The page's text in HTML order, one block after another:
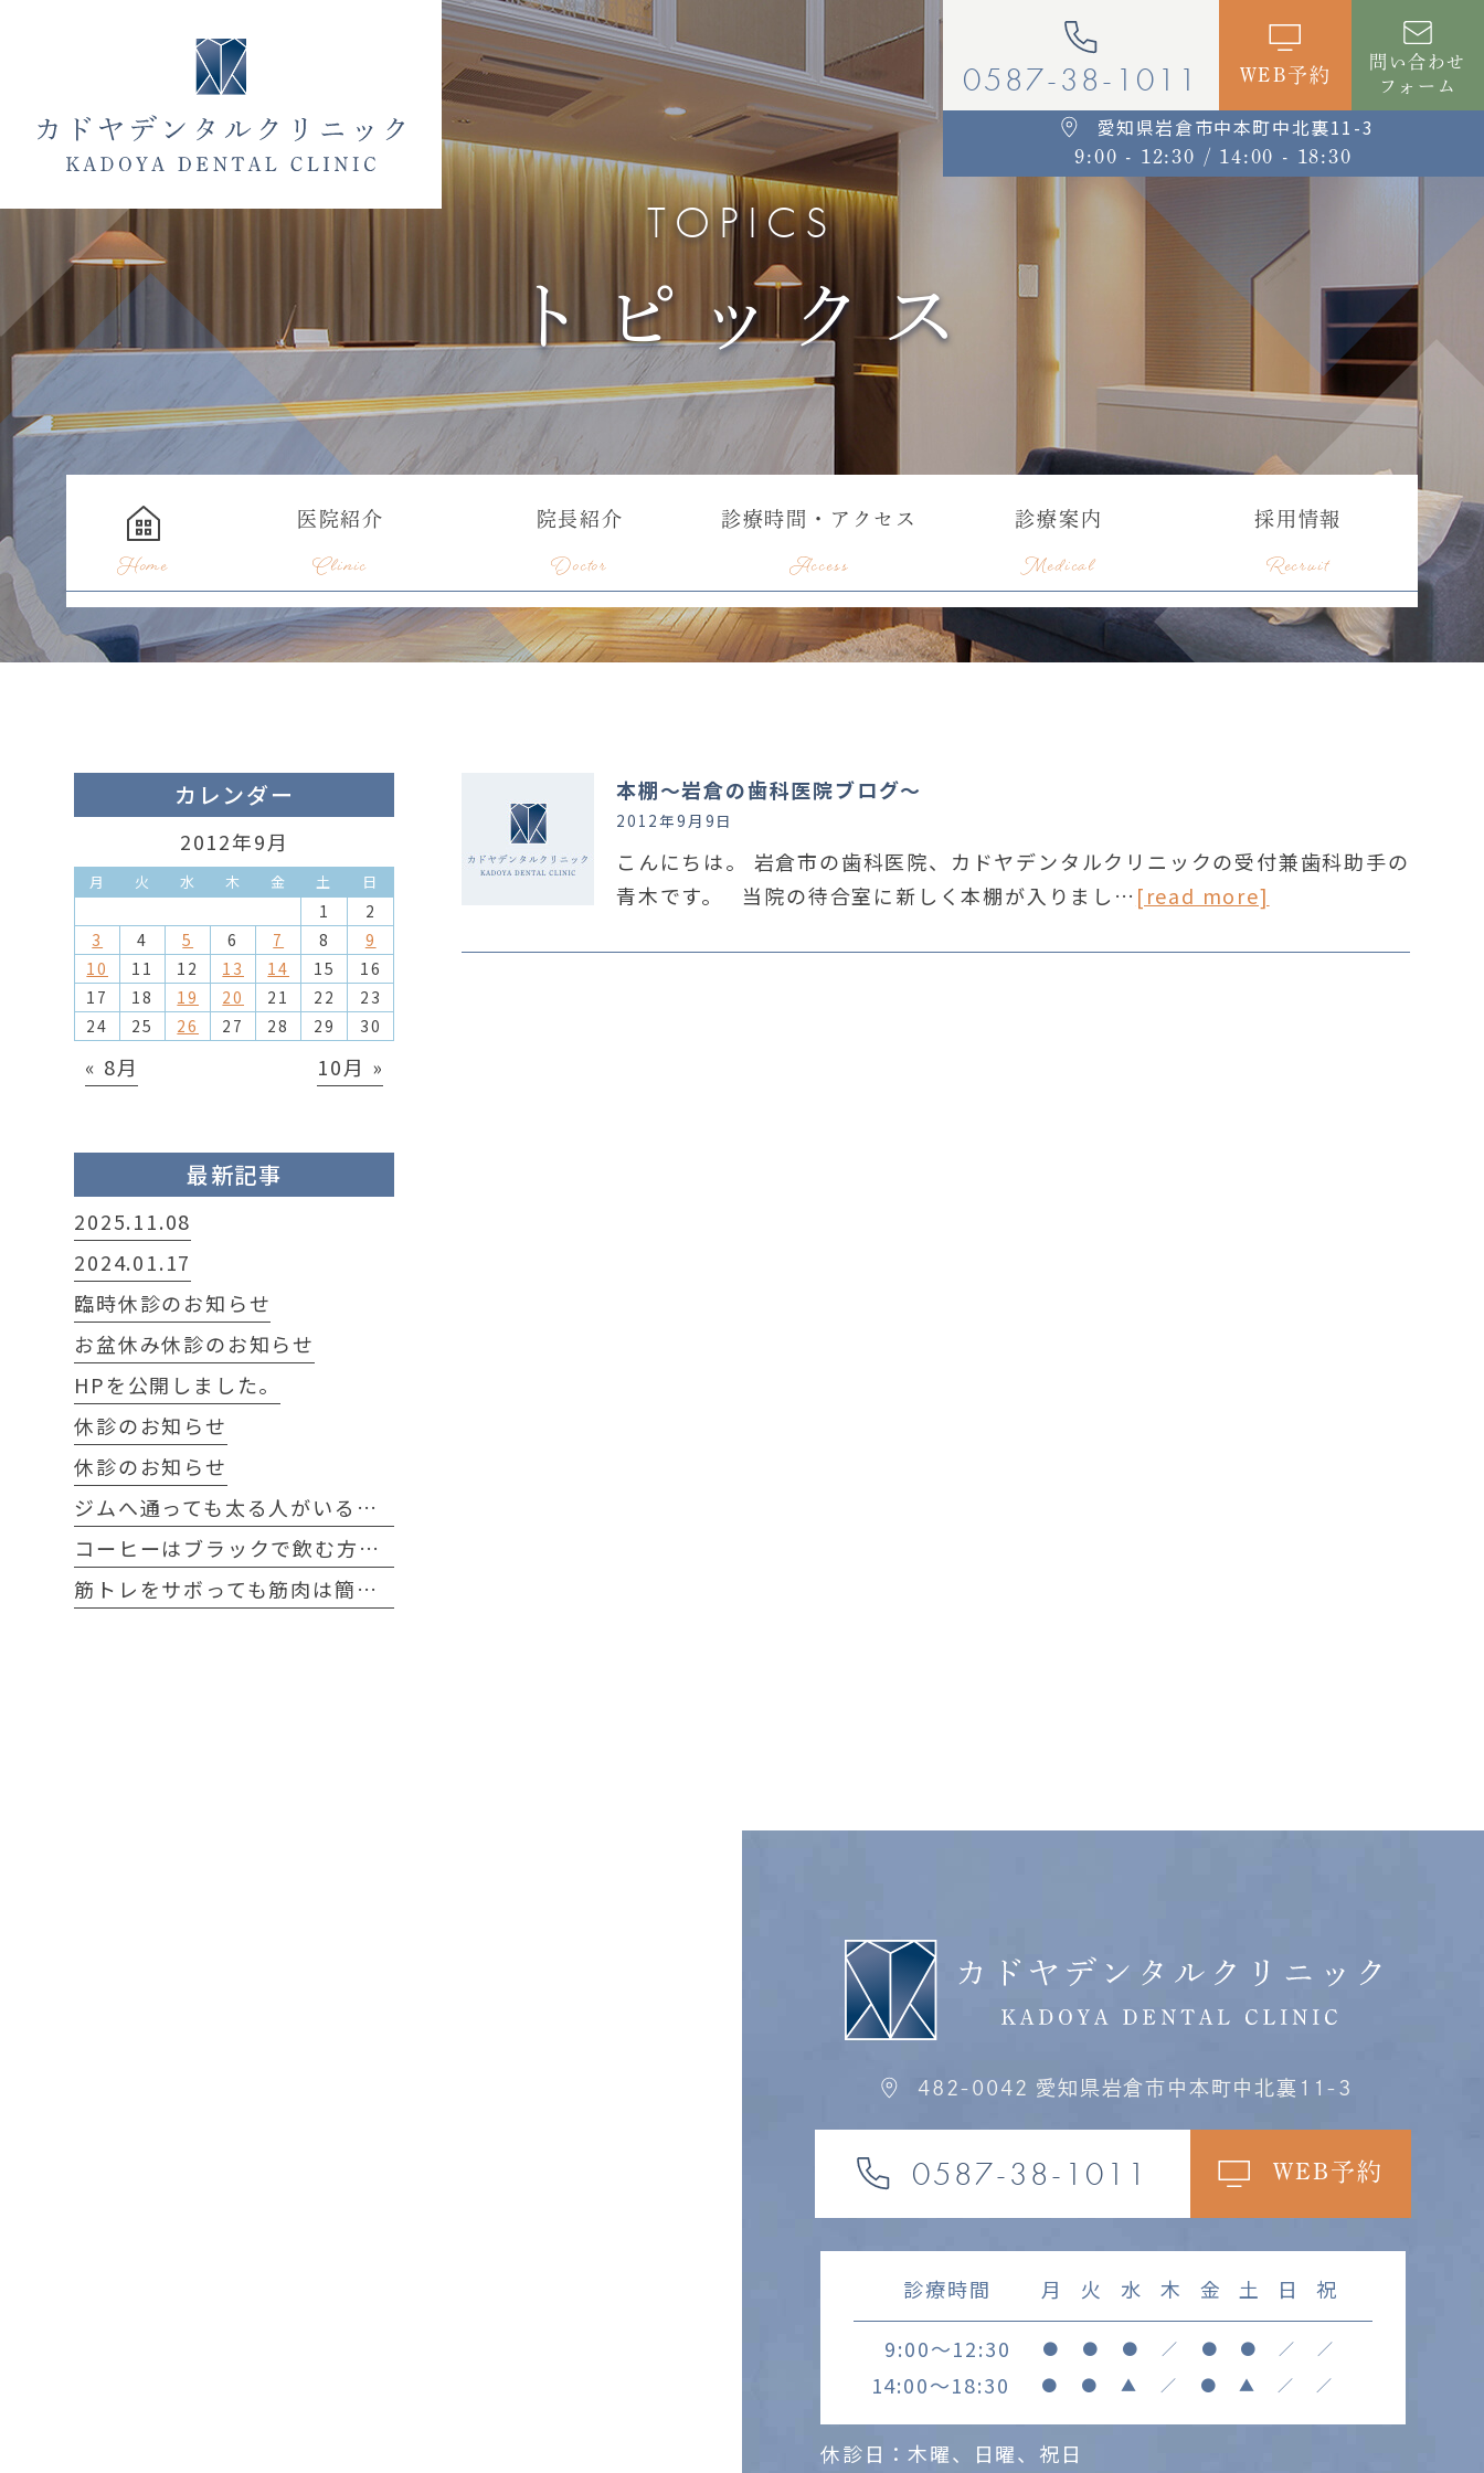
0587-38-1011 WEB予約
問い合わせ
フォーム
愛知県岩倉市中本町中北裏11-3
9:00 - 12:30 / 14:00 - 18:30
TOPICS
トピックス
Home
医院紹介
Clinic
院長紹介
Doctor
診療時間・アクセス
Access
診療案内
Medical
採用情報
Recruit
本棚〜岩倉の歯科医院ブログ〜
2012年9月9日
こんにちは。 岩倉市の歯科医院、カドヤデンタルクリニックの受付兼歯科助手の
青木です。 当院の待合室に新しく本棚が入りまし… [read more]
カレンダー
2012年9月
月 火 水 木 金 土 日
1
2
3
4 5 6 7 8
9
10
11 12 13 14 15
16
17
18 19 20 21 22
23
24
25 26 27 28 29 30
« 8月 10月 »
最新記事
2025.11.08
2024.01.17
臨時休診のお知らせ
お盆休み休診のお知らせ
HPを公開しました。
休診のお知らせ
休診のお知らせ
ジムへ通っても太る人がいる事実！
コーヒーはブラックで飲む方が良い理由は？
筋トレをサボっても筋肉は簡単に落ちない！？
482-0042 愛知県岩倉市中本町中北裏11-3
0587-38-1011 WEB予約
診療時間 月 火 水 木 金 土 日 祝
9:00～12:30 ● ● ● ／ ● ● ／ ／
14:00～18:30 ● ● ▲ ／ ● ▲ ／ ／
休診日：木曜、日曜、祝日